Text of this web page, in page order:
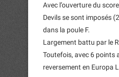
Avec l’ouverture du
Devils se sont imposés
dans la poule F.
Largement battu par le
Toutefois, avec 6 points
reversement en Europa